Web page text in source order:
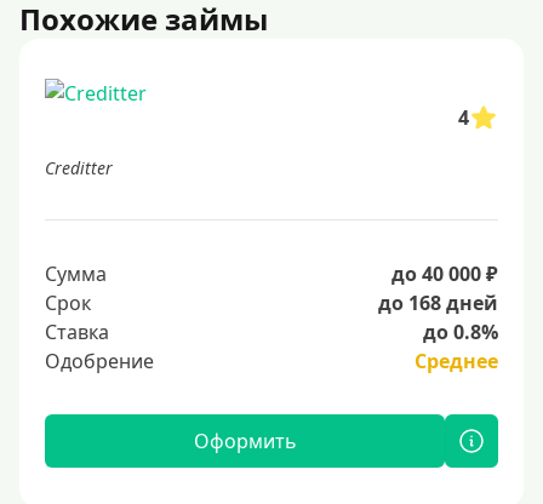
Похожие займы
4
Creditter
Сумма
до 40 000 ₽
Срок
до 168 дней
Ставка
до 0.8%
Одобрение
Среднее
Оформить